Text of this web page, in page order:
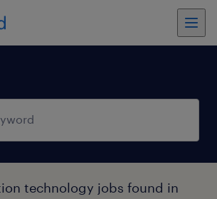
technology jobs found in